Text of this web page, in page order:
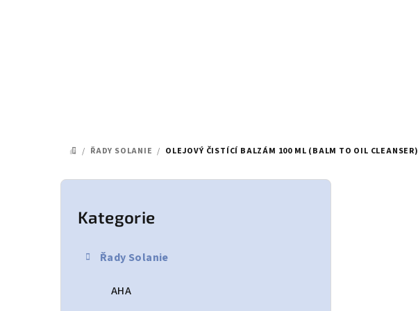
DOMŮ
/ ŘADY SOLANIE / OLEJOVÝ ČISTÍCÍ BALZÁM 100 ML (BALM TO OIL CLEANSER)
P
Přeskočit
kategorie
Kategorie
Řady Solanie
AHA